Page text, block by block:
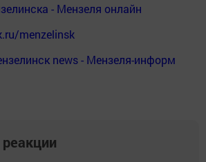
- Мензеля онлайн
menzelinsk
news - Мензеля-информ